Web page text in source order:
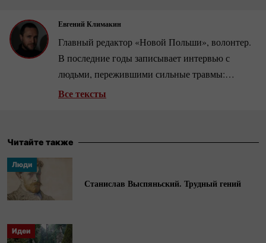
Евгений Климакин
Главный редактор «Новой Польши», волонтер.
В последние годы записывает интервью с
людьми, пережившими сильные травмы:
бывшими узниками нацистских концлагерей,
culture.pl, телеканалах TVN и «1+1», писал для
Все тексты
Читайте также
Люди
Станислав Выспяньский. Трудный гений
Идеи